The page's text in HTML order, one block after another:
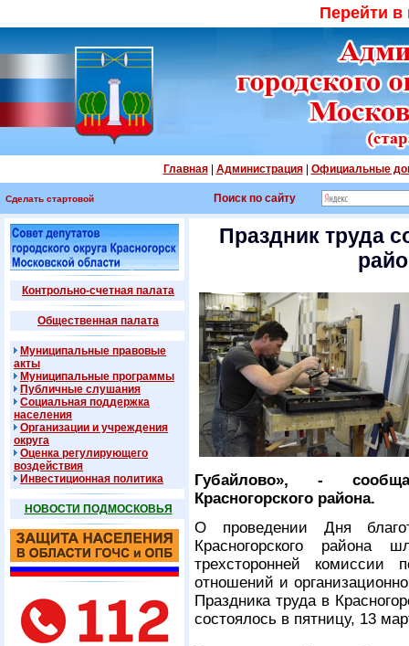
Перейти
Главная| Администрация| Официальные
Сделать стартовой Поиск по сайту
Контрольно-счетная палата
Общественная палата
Муниципальные правовые
акты
Муниципальные программы
Публичные слушания
Социальная поддержка
населения
Организации и учреждения
округа
Оценка регулирующего
воздействия
Инвестиционная политика
НОВОСТИ ПОДМОСКОВЬЯ
Праздник труда
Губайлово», -
Красногорского района.
О проведении Дня
Красногорского района
трехсторонней комиссии
отношений и
Праздника труда в
состоялось в пятницу, 13